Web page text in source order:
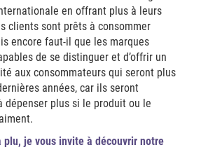
en offrant plus à leurs
clients sont prêts à consommer
encore faut-il que les marques
de se distinguer et d’offrir un
aux consommateurs qui seront plus
années, car ils seront
dépenser plus si le produit ou le
je vous invite à découvrir notre